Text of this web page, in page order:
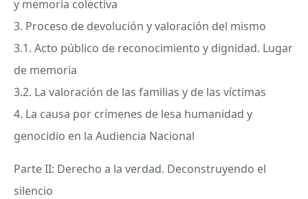
y memoria colectiva
3. Proceso de devolución y valoración del mismo
3.1. Acto público de reconocimiento y dignidad. Lugar
de memoria
3.2. La valoración de las familias y de las víctimas
4. La causa por crímenes de lesa humanidad y
genocidio en la Audiencia Nacional
Parte II: Derecho a la verdad. Deconstruyendo el
silencio